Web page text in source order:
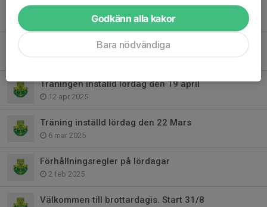
Terminsavslutning
Träningen inställd 3 maj
Träningen inställd lördag den 19 april
12 apr 2025
Träning inställd lördag den 22 Mars
6 mar 2025
Förhållningsregler på lördagar
2 feb 2025
Välkommen till brottardagis. Start 31/8
Godkänn alla kakor
Bara nödvändiga